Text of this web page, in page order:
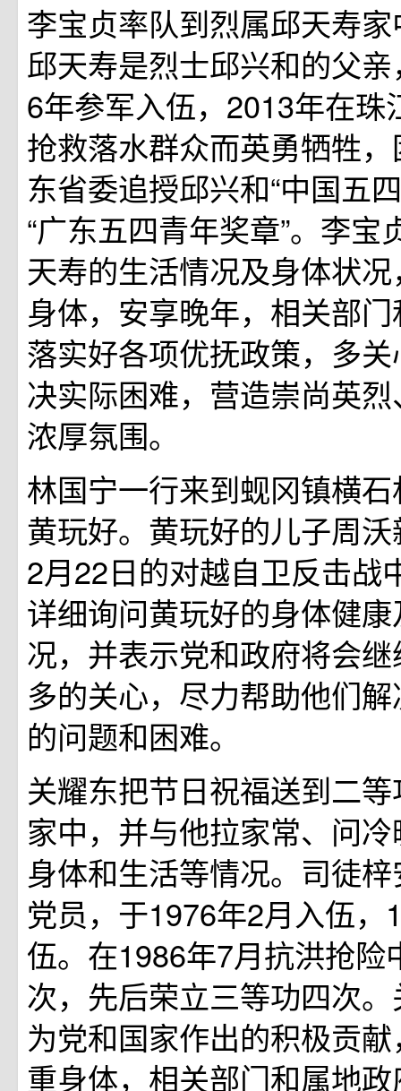
李宝贞率队到烈属邱天寿
邱天寿是烈士邱兴和的父
6年参军入伍，2013年在珠
抢救落水群众而英勇牺牲
东省委追授邱兴和“中国五
“广东五四青年奖章”。李宝
天寿的生活情况及身体状
身体，安享晚年，相关部
落实好各项优抚政策，多
决实际困难，营造崇尚英
浓厚氛围。
林国宁一行来到蚬冈镇横
黄玩好。黄玩好的儿子周
2月22日的对越自卫反击战
详细询问黄玩好的身体健
况，并表示党和政府将会
多的关心，尽力帮助他们
的问题和困难。
关耀东把节日祝福送到二
家中，并与他拉家常、问
身体和生活等情况。司徒
党员，于1976年2月入伍，
伍。在1986年7月抗洪抢险
次，先后荣立三等功四次
为党和国家作出的积极贡
重身体，相关部门和属地